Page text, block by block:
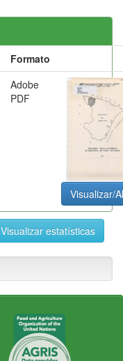
Formato
Adobe
PDF
Visualizar/
Visualizar estatísticas